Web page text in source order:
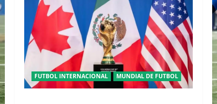
FUTBOL INTERNACIONAL MUNDIAL DE FUTBOL